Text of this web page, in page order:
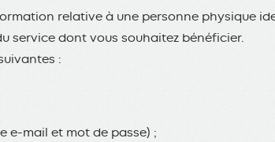
relative à une personne physique
service dont vous souhaitez bénéficier.
:
e-mail et mot de passe) ;